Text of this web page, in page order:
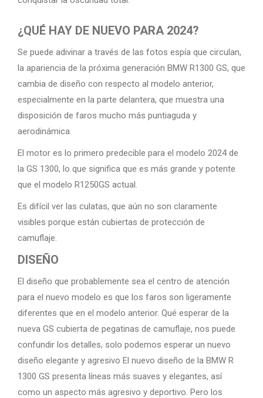
¿QUÉ HAY DE NUEVO PARA 2024?
Se puede adivinar a través de las fotos espía que circulan,
la apariencia de la próxima generación BMW R1300 GS, que
cambia de diseño con respecto al modelo anterior,
especialmente en la parte delantera, que muestra una
disposición de faros mucho más puntiaguda y
aerodinámica.
El motor es lo primero predecible para el modelo 2024 de
la GS 1300, lo que significa que es más grande y potente
que el modelo R1250GS actual.
Es difícil ver las culatas, que aún no son claramente
visibles porque están cubiertas de protección de
camuflaje.
DISEÑO
El diseño que probablemente sea el centro de atención
para el nuevo modelo es que los faros son ligeramente
diferentes que en el modelo anterior. Qué esperar de la
nueva GS cubierta de pegatinas de camuflaje, nos puede
confundir los detalles, solo podemos esperar un nuevo
diseño elegante y agresivo El nuevo diseño de la BMW R
1300 GS presenta líneas más suaves y elegantes, así
como un aspecto más agresivo y deportivo. Pero los